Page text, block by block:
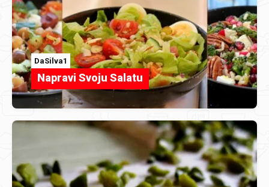
DaSilva1
Napravi Svoju Salatu